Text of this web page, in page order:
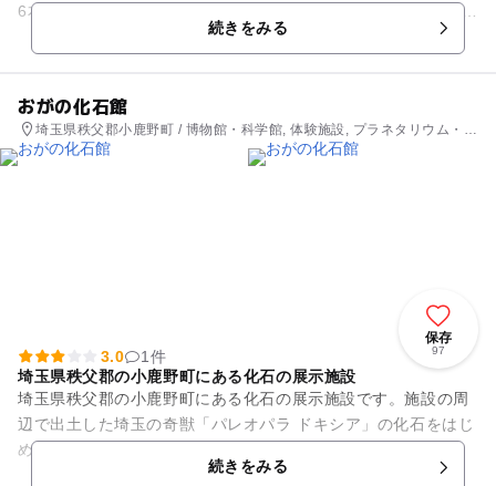
6本のコースが並ぶ25メートルプールと、縦横13メートル、6メ
続きをみる
おがの化石館
埼玉県秩父郡小鹿野町 / 博物館・科学館, 体験施設, プラネタリウム・天
文台
保存
97
3.0
1件
埼玉県秩父郡の小鹿野町にある化石の展示施設
埼玉県秩父郡の小鹿野町にある化石の展示施設です。施設の周
辺で出土した埼玉の奇獣「パレオパラ ドキシア」の化石をはじ
め、世界の化石が展示されています。2階からは、宮沢賢治が
立ち寄ったことでも知られ...続きをみる